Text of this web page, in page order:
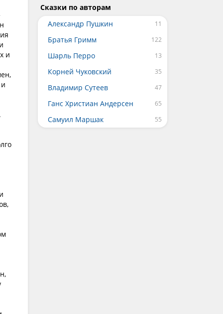
и
Сказки по авторам
Александр Пушкин
Братья Гримм
Шарль Перро
Корней Чуковский
Владимир Сутеев
Ганс Христиан Андерсен
Самуил Маршак